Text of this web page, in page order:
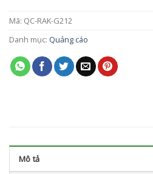
Mã: QC-RAK-G212
Danh mục: Quảng cáo
Mô tả